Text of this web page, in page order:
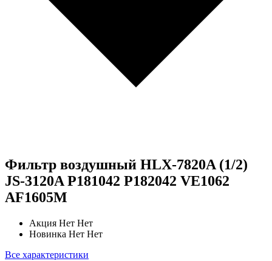
Фильтр воздушный HLX-7820A (1/2)
JS-3120A P181042 P182042 VE1062
AF1605M
Акция Нет Нет
Новинка Нет Нет
Все характеристики